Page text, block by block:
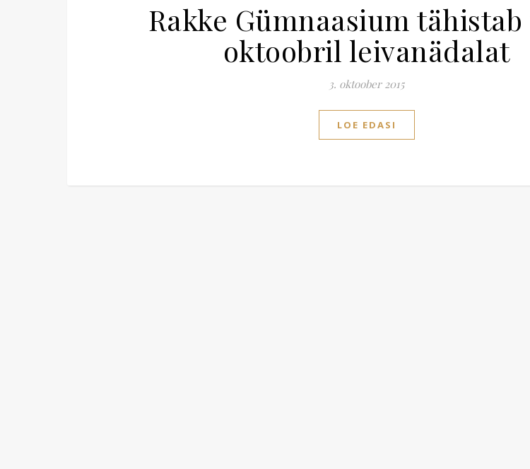
Rakke Gümnaasium tähistab
oktoobril leivanädalat
3. oktoober 2015
LOE EDASI